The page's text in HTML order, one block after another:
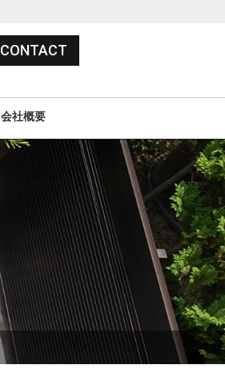
CONTACT
会社概要